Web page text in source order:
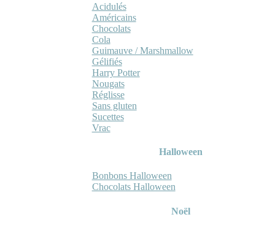
Acidulés
Américains
Chocolats
Cola
Guimauve / Marshmallow
Gélifiés
Harry Potter
Nougats
Réglisse
Sans gluten
Sucettes
Vrac
Halloween
Bonbons Halloween
Chocolats Halloween
Noël